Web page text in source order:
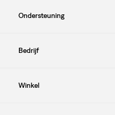
Ondersteuning
Bedrijf
Winkel